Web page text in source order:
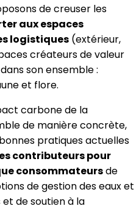
de creuser les
aux espaces
logistiques (extérieur,
créateurs de valeur
son ensemble :
et flore.
carbone de la
de manière concrète,
pratiques actuelles
contributeurs pour
consommateursde
de gestion des eaux et
et de soutien à la